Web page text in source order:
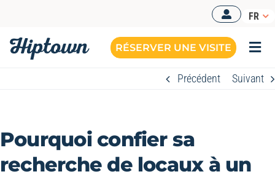
contenu
FR
RÉSERVER UNE VISITE
Précédent Suivant
Pourquoi confier sa
recherche de locaux à un